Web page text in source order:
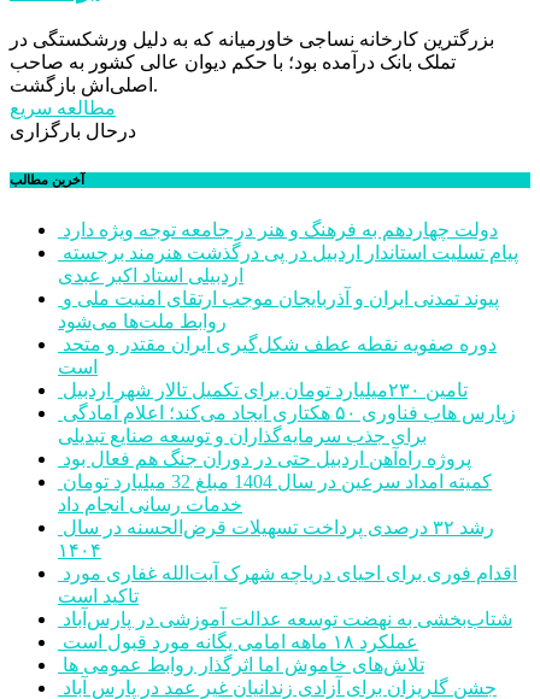
بزرگترین کارخانه نساجی خاورمیانه که به دلیل ورشکستگی در
تملک بانک درآمده بود؛ با حکم دیوان عالی کشور به صاحب
اصلی‌اش بازگشت.
مطالعه سریع
درحال بارگزاری
آخرین مطالب
دولت چهاردهم به فرهنگ و هنر در جامعه توجه ویژه دارد
اردبیلی استاد اکبر عبدی
روابط ملت‌ها می‌شود
است
تامین ۲۳۰میلیارد تومان برای تکمیل تالار شهر اردبیل
برای جذب سرمایه‌گذاران و توسعه صنایع تبدیلی
پروژه راه‌آهن اردبیل حتی در دوران جنگ هم فعال بود
خدمات رسانی انجام داد
۱۴۰۴
تاکید است
شتاب‌بخشی به نهضت توسعه عدالت آموزشی در پارس‌آباد
عملکرد ۱۸ ماهه امامی یگانه مورد قبول است
تلاش‌های خاموش اما اثرگذار روابط عمومی ها